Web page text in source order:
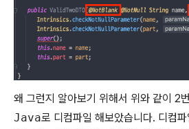
왜 그런지 알아보기 위해서 위와 같이 2
Java로 디컴파일 해보았습니다. 디컴